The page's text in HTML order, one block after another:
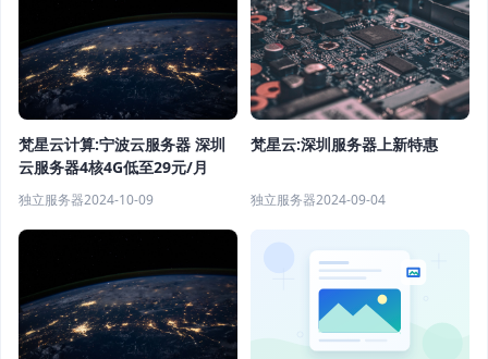
梵星云计算:宁波云服务器 深圳
云服务器4核4G低至29元/月
独立服务器2024-10-09
梵星云:深圳服务器上新特惠
独立服务器2024-09-04